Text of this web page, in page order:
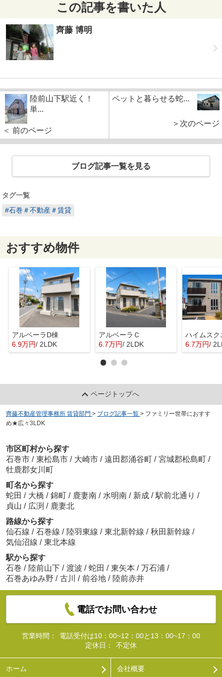
この記事を書いた人
齊藤 博明
陸前山下駅近く！
単...
＜ 前のページ
ペットと暮らせる蛇...
＞次のページ
ブログ記事一覧を見る
タグ一覧
#石巻＃不動産＃賃貸
おすすめ物件
アルベーラD棟
6.9万円/ 2LDK
アルベーラＣ
6.7万円/ 2LDK 6.7万円/
ページトップへ
齊藤不動産管理事務所 賃貸部門 > ブログ記事一覧 > ファミリー世帯におすす
め★広々3LDK
市区町村から探す
石巻市 / 東松島市 / 大崎市 / 遠田郡涌谷町 / 宮城郡松島町 /
牡鹿郡女川町
町名から探す
蛇田 / 大橋 / 錦町 / 鹿妻南 / 水明南 / 新成 / 駅前北通り /
貞山 / 広渕 / 鹿妻北
路線から探す
仙石線 / 石巻線 / 陸羽東線 / 東北新幹線 / 秋田新幹線 /
気仙沼線 / 東北本線
駅から探す
石巻 / 陸前山下 / 渡波 / 蛇田 / 東矢本 / 万石浦 /
石巻あゆみ野 / 古川 / 前谷地 / 陸前赤井
電話でお問い合わせ
営業時間：
電話受付は10：00~12：00と13：00~17：00
定休日：
不定休
ホーム 会社概要